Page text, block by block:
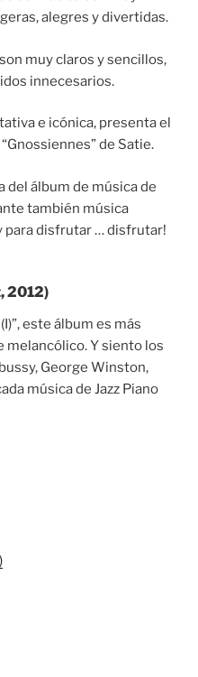
alegres y divertidas.
muy claros y sencillos,
innecesarios.
e icónica, presenta el
de Satie.
del álbum de música de
también música
para disfrutar … disfrutar!
2012)
este álbum es más
melancólico. Y siento los
George Winston,
música de Jazz Piano